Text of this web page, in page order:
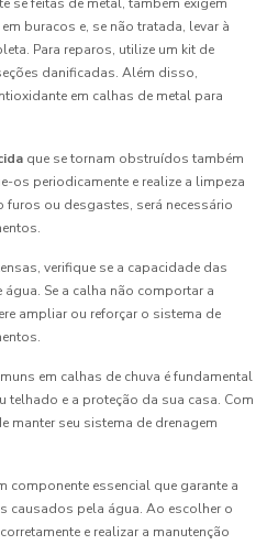
se feitas de metal, também exigem
buracos e, se não tratada, levar à
Para reparos, utilize um kit de
danificadas. Além disso,
em calhas de metal para
que se tornam obstruídos também
os periodicamente e realize a limpeza
furos ou desgastes, será necessário
verifique se a capacidade das
Se a calha não comportar a
ampliar ou reforçar o sistema de
em calhas de chuva é fundamental
telhado e a proteção da sua casa. Com
manter seu sistema de drenagem
componente essencial que garante a
causados pela água. Ao escolher o
e realizar a manutenção